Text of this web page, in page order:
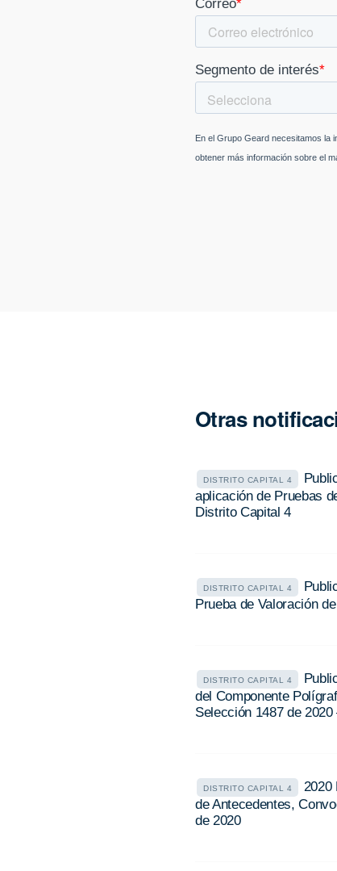
Otras
DISTRITO CAPITAL 4
aplicación de Pruebas
Distrito Capital 4
DISTRITO CAPITAL 4
Prueba de Valoración
DISTRITO CAPITAL 4
del Componente
Selección 1487 de
DISTRITO CAPITAL 4
2020
de Antecedentes,
de 2020